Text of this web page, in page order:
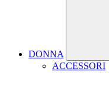
DONNA
ACCESSORI